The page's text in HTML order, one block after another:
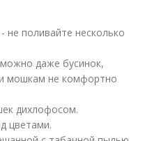
не поливайте несколько
даже бусинок,
мошкам не комфортно
дихлофосом.
цветами.